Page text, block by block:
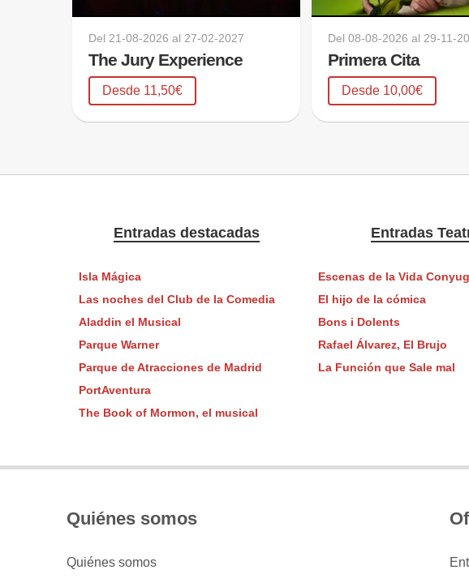
Del 21-08-2026 al 27-02-2027
The Jury Experience
Desde 11,50€
Del08-08-2026 al 29-11-
Primera Cita
Desde 10,00€
Entradas destacadas
Isla Mágica
Las noches del Club de la Comedia
Aladdin el Musical
Parque Warner
Parque de Atracciones de Madrid
PortAventura
The Book of Mormon, el musical
Entradas
Escenas de la Vida
El hijo de la cómica
Bons i Dolents
Rafael Álvarez, El Brujo
La Función que Sale mal
Quiénes somos
Quiénes somos